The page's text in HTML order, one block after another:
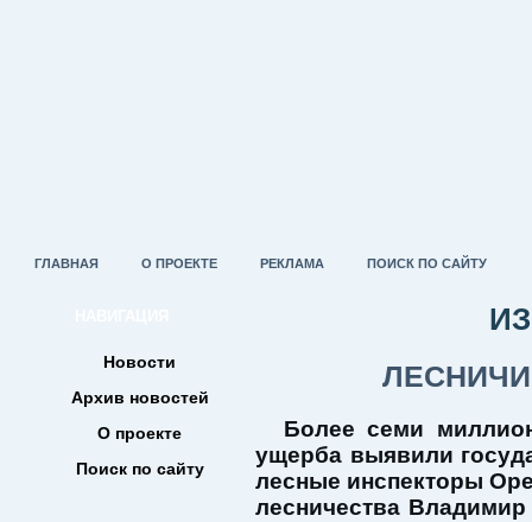
ГЛАВНАЯ О ПРОЕКТЕ РЕКЛАМА ПОИСК ПО САЙТУ
Новости
Архив новостей
О проекте
Поиск по сайту
Более семи
ущерба выявили
лесные инспекторы
лесничества